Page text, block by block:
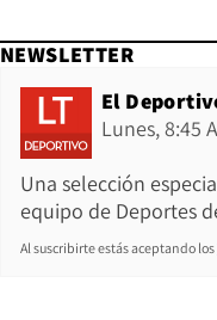
NEWSLETTER
El
Lunes, 8:45
Una selección
equipo de Deportes
Al suscribirte estás aceptando los